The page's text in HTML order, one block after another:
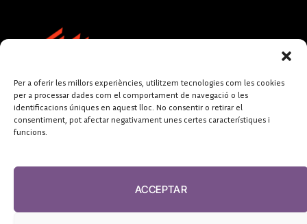
Per a oferir les millors experiències, utilitzem tecnologies com les cookies
per a processar dades com el comportament de navegació o les
identificacions úniques en aquest lloc. No consentir o retirar el
consentiment, pot afectar negativament unes certes característiques i
funcions.
ACCEPTAR
FUNDACIÓ